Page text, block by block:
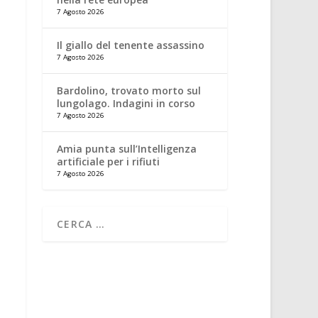
7 Agosto 2026
Il giallo del tenente assassino
7 Agosto 2026
Bardolino, trovato morto sul
lungolago. Indagini in corso
7 Agosto 2026
Amia punta sull’Intelligenza
artificiale per i rifiuti
7 Agosto 2026